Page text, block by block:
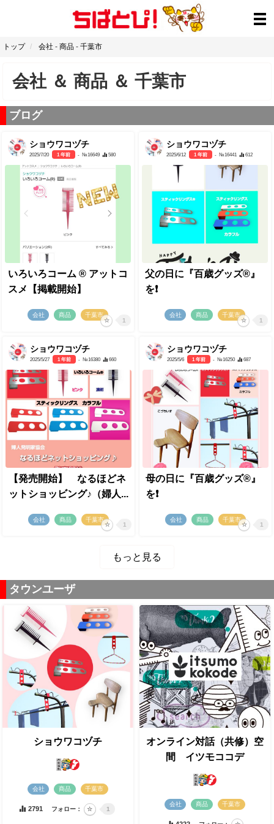
トップ 会社 - 商品 - 千葉市
会社 ＆ 商品 ＆ 千葉市
ブログ
ショウワコヅチ
2025/7/20 1 年前 - №16649 580
いろいろコーム ® アットコ
スメ【掲載開始】
会社 商品 千葉市
1
ショウワコヅチ
2025/6/12 1 年前 - №16441 612
父の日に『百歳グッズ®』
を❗️
会社 商品 千葉市
1
ショウワコヅチ
2025/5/27 1 年前 - №16380 660
【発売開始】 なるほどネ
ットショッビング♪（婦人...
会社 商品 千葉市
1
ショウワコヅチ
2025/5/6 1 年前 - №16250 687
母の日に『百歳グッズ®』
を❗️
会社 商品 千葉市
1
もっと見る
タウンユーザ
ショウワコヅチ
会社 商品 千葉市
2791 フォロー： 1
オンライン対話（共修）空
間 イツモココデ
会社 商品 千葉市